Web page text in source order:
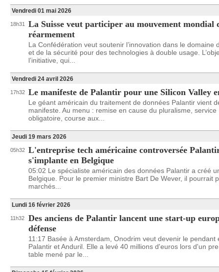
Vendredi 01 mai 2026
18h31
La Suisse veut participer au mouvement mondial
réarmement
La Confédération veut soutenir l’innovation dans le domaine
et de la sécurité pour des technologies à double usage.
l’initiative, qui...
Vendredi 24 avril 2026
17h32 Le manifeste de Palantir pour une Silicon Valley
Le géant américain du traitement de données Palantir vient
manifeste. Au menu : remise en cause du pluralisme, service
obligatoire, course aux...
Jeudi 19 mars 2026
05h32 L'entreprise tech américaine controversée
s'implante en Belgique
05:02 Le spécialiste américain des données Palantir a créé
Belgique. Pour le premier ministre Bart De Wever, il pourrait
marchés...
Lundi 16 février 2026
11h32
Des anciens de Palantir lancent une start-up
défense
11:17 Basée à Amsterdam, Onodrim veut devenir le pendant
Palantir et Anduril. Elle a levé 40 millions d'euros lors d'un
table mené par le...